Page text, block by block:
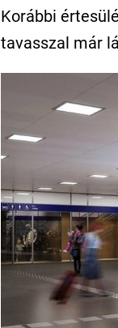
Korábbi
tavasszal már